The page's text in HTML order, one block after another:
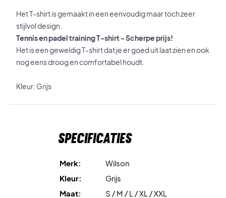
Het T-shirt is gemaakt in een eenvoudig maar toch zeer
stijlvol design.
Tennis en padel training T-shirt - Scherpe prijs!
Het is een geweldig T-shirt dat je er goed uit laat zien en ook
nog eens droog en comfortabel houdt.
Kleur: Grijs
Specificaties
Merk:
Wilson
Kleur:
Grijs
Maat:
S / M / L / XL / XXL